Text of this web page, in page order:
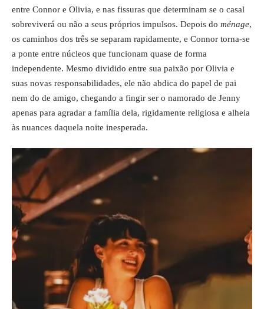
entre Connor e Olivia, e nas fissuras que determinam se o casal
sobreviverá ou não a seus próprios impulsos. Depois do ménage,
os caminhos dos três se separam rapidamente, e Connor torna-se
a ponte entre núcleos que funcionam quase de forma
independente. Mesmo dividido entre sua paixão por Olivia e
suas novas responsabilidades, ele não abdica do papel de pai
nem do de amigo, chegando a fingir ser o namorado de Jenny
apenas para agradar a família dela, rigidamente religiosa e alheia
às nuances daquela noite inesperada.